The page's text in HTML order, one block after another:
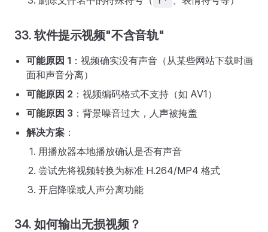
33. 软件提示视频"不含音轨"
可能原因 1 ：视频确实没有声音（从某些网站下载时画
面和声音分离）
可能原因 2 ：视频编码格式不支持（如 AV1）
可能原因 3 ：背景噪音过大，人声被掩盖
解决方案 ：
用播放器本地播放确认是否有声音
尝试先将视频转换为标准 H.264/MP4 格式
开启降噪或人声分离功能
34. 如何输出无损视频？